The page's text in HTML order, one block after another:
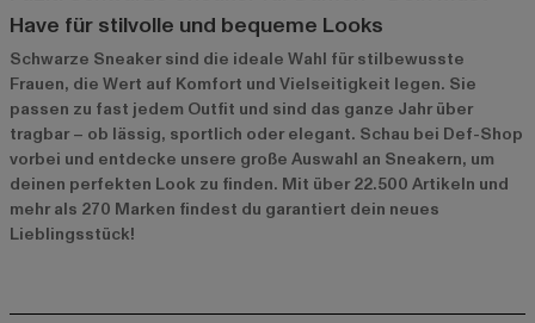
Have für stilvolle und bequeme Looks
Schwarze Sneaker sind die ideale Wahl für stilbewusste
Frauen, die Wert auf Komfort und Vielseitigkeit legen. Sie
passen zu fast jedem Outfit und sind das ganze Jahr über
tragbar – ob lässig, sportlich oder elegant. Schau bei Def-Shop
vorbei und entdecke unsere große Auswahl an Sneakern, um
deinen perfekten Look zu finden. Mit über 22.500 Artikeln und
mehr als 270 Marken findest du garantiert dein neues
Lieblingsstück!